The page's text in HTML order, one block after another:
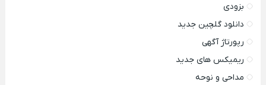
بزودی
دانلود گلچین جدید
رپورتاژ آگهی
ریمیکس های جدید
مداحی و نوحه